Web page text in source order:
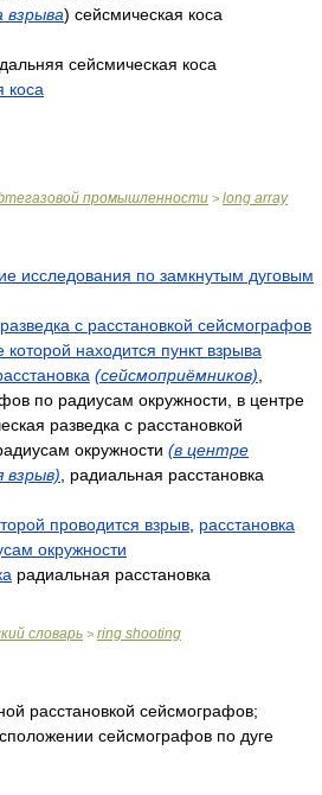
) сейсмическая коса
сейсмическая коса
коса
промышленности > long array
исследования по замкнутым дуговым
с расстановкой сейсмографов
которой находится пункт взрыва
(сейсмоприёмников)
по радиусам окружности, в центре
разведка с расстановкой
окружности (в центре
взрыв) , радиальная расстановка
проводится взрыв расстановка
окружности
радиальная расстановка
словарь > ring shooting
расстановкой сейсмографов;
сейсмографов по дуге